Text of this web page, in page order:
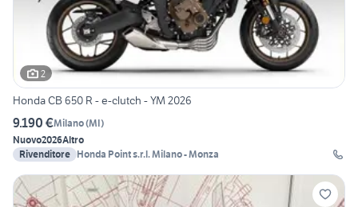
2
Honda CB 650 R - e-clutch - YM 2026
9.190 €Milano(MI)
Nuovo2026Altro
Rivenditore Honda Point s.r.l. Milano - Monza